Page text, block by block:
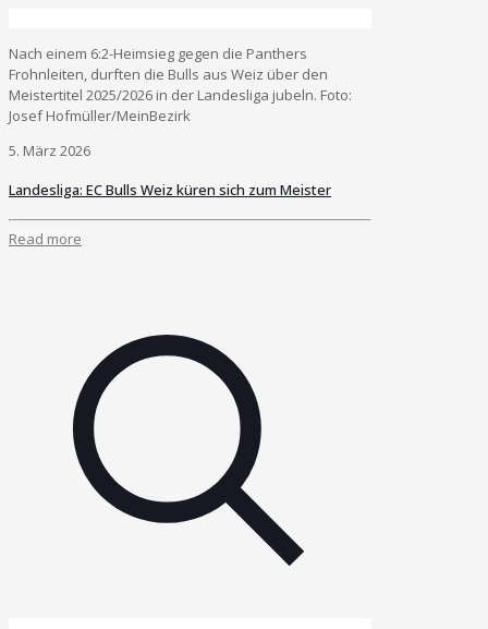
Nach einem 6:2-Heimsieg gegen die Panthers
Frohnleiten, durften die Bulls aus Weiz über den
Meistertitel 2025/2026 in der Landesliga jubeln. Foto:
Josef Hofmüller/MeinBezirk
5. März 2026
Landesliga: EC Bulls Weiz küren sich zum Meister
Read more